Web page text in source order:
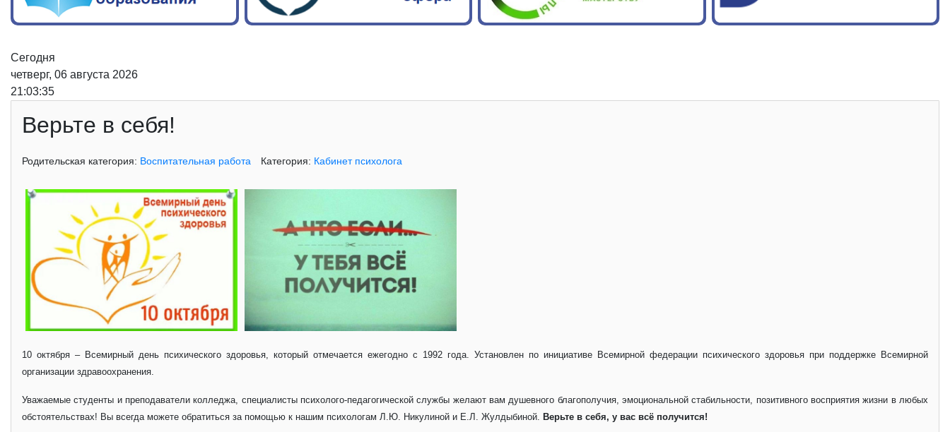
Сегодня
четверг, 06 августа 2026
21:03:35
Верьте в себя!
Родительская категория: Воспитательная работа Категория: Кабинет психолога
10 октября – Всемирный день психического здоровья, который отмечается ежегодно с 1992 года. Установлен по инициативе Всемирной федерации психического здоровья при поддержке Всемирной
организации здравоохранения.
Уважаемые студенты и преподаватели колледжа, специалисты психолого-педагогической службы желают вам душевного благополучия, эмоциональной стабильности, позитивного восприятия жизни в любых
обстоятельствах! Вы всегда можете обратиться за помощью к нашим психологам Л.Ю. Никулиной и Е.Л. Жулдыбиной.
Верьте в себя, у вас всё получится!